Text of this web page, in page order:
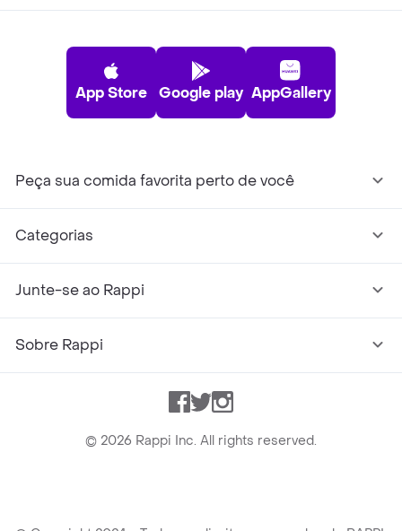
App Store Google play AppGallery
Peça sua comida favorita perto de você
Categorias
Junte-se ao Rappi
Sobre Rappi
Facebook
TwitterInstagram
© 2026 Rappi Inc. All rights reserved.